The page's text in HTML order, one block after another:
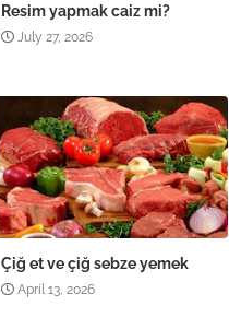
Resim yapmak caiz mi?
July 27, 2026
Çiğ et ve çiğ sebze yemek
April 13, 2026